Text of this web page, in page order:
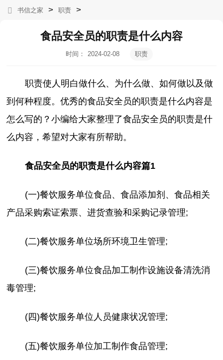
书信之家 > 职责 >
食品安全员的职责是什么内容
时间：
2024-02-08
职责
职责使人明白做什么、为什么做、如何做以及做
到何种程度。优秀的食品安全员的职责是什么内容是
怎么写的？小编给大家整理了食品安全员的职责是什
么内容，希望对大家有所帮助。
食品安全员的职责是什么内容篇1
(一)餐饮服务单位食品、食品添加剂、食品相关
产品采购索证索票、进货查验和采购记录管理;
(二)餐饮服务单位场所环境卫生管理;
(三)餐饮服务单位食品加工制作设施设备清洗消
毒管理;
(四)餐饮服务单位人员健康状况管理;
(五)餐饮服务单位加工制作食品管理;